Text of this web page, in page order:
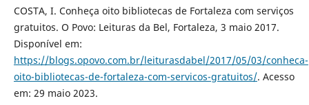
COSTA, I. Conheça oito bibliotecas de Fortaleza com serviços
gratuitos. O Povo: Leituras da Bel, Fortaleza, 3 maio 2017.
Disponível em:
https://blogs.opovo.com.br/leiturasdabel/2017/05/03/conheca-
oito-bibliotecas-de-fortaleza-com-servicos-gratuitos/. Acesso
em: 29 maio 2023.